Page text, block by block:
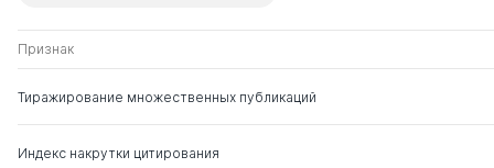
Признак
Тиражирование множественных публикаций
Индекс накрутки цитирования